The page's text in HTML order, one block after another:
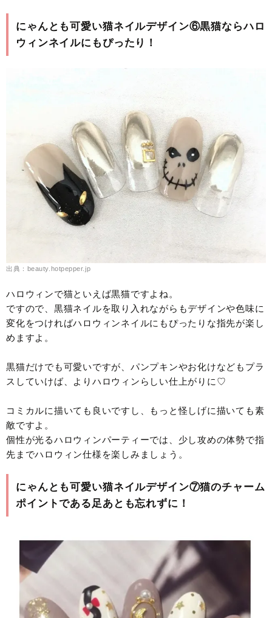
にゃんとも可愛い猫ネイルデザイン⑥黒猫ならハロ
ウィンネイルにもぴったり！
出典：beauty.hotpepper.jp
ハロウィンで猫といえば黒猫ですよね。
ですので、黒猫ネイルを取り入れながらもデザインや色味に
変化をつければハロウィンネイルにもぴったりな指先が楽し
めますよ。
黒猫だけでも可愛いですが、パンプキンやお化けなどもプラ
スしていけば、よりハロウィンらしい仕上がりに♡
コミカルに描いても良いですし、もっと怪しげに描いても素
敵ですよ。
個性が光るハロウィンパーティーでは、少し攻めの体勢で指
先までハロウィン仕様を楽しみましょう。
にゃんとも可愛い猫ネイルデザイン⑦猫のチャーム
ポイントである足あとも忘れずに！